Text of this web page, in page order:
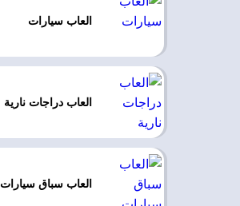
العاب سيارات
العاب دراجات نارية
العاب سباق سيارات